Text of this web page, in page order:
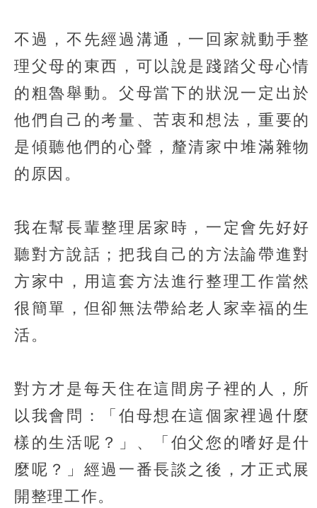
不過，不先經過溝通，一回家就動手整
理父母的東西，可以說是踐踏父母心情
的粗魯舉動。父母當下的狀況一定出於
他們自己的考量、苦衷和想法，重要的
是傾聽他們的心聲，釐清家中堆滿雜物
的原因。
我在幫長輩整理居家時，一定會先好好
聽對方說話；把我自己的方法論帶進對
方家中，用這套方法進行整理工作當然
很簡單，但卻無法帶給老人家幸福的生
活。
對方才是每天住在這間房子裡的人，所
以我會問：「伯母想在這個家裡過什麼
樣的生活呢？」、「伯父您的嗜好是什
麼呢？」經過一番長談之後，才正式展
開整理工作。